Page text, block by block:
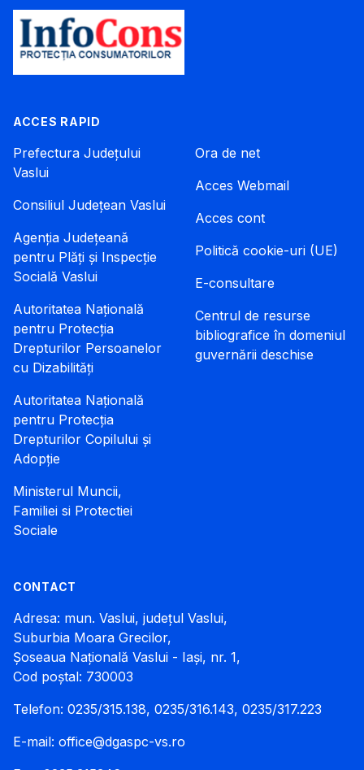
ACCES RAPID
Prefectura Județului
Vaslui
Consiliul Județean Vaslui
Agenția Județeană
pentru Plăți și Inspecție
Socială Vaslui
Autoritatea Națională
pentru Protecția
Drepturilor Persoanelor
cu Dizabilități
Autoritatea Națională
pentru Protecția
Drepturilor Copilului și
Adopție
Ministerul Muncii,
Familiei si Protectiei
Sociale
Ora de net
Acces Webmail
Acces cont
Politică cookie-uri (UE)
E-consultare
Centrul de resurse
bibliografice în domeniul
guvernării deschise
CONTACT
Adresa: mun. Vaslui, județul Vaslui,
Suburbia Moara Grecilor,
Șoseaua Națională Vaslui - Iași, nr. 1,
Cod poștal: 730003
Telefon: 0235/315.138, 0235/316.143, 0235/317.223
E-mail: office@dgaspc-vs.ro